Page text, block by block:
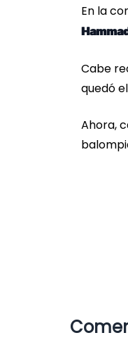
En la
Cabe
quedó
Ahora,